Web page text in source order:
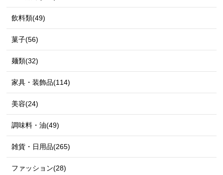
飲料類(49)
菓子(56)
麺類(32)
家具・装飾品(114)
美容(24)
調味料・油(49)
雑貨・日用品(265)
ファッション(28)